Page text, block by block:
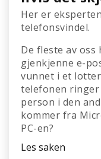
Her er
telefonsvindel.
De fleste av
gjenkjenne e-
vunnet i et
telefonen
person i den
kommer fra
PC-en?
Les saken